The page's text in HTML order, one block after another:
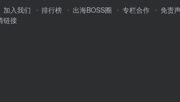
加入我们 排行榜 出海BOSS圈 专栏合作 免责
链接